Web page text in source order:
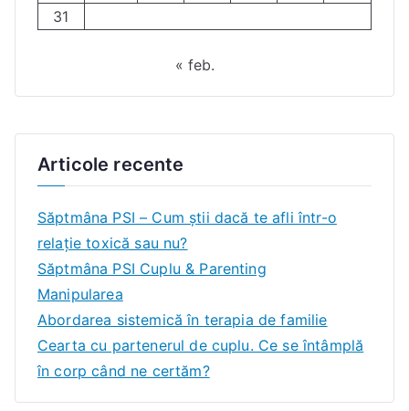
31
« feb.
Articole recente
Săptmâna PSI – Cum știi dacă te afli într-o
relație toxică sau nu?
Săptmâna PSI Cuplu & Parenting
Manipularea
Abordarea sistemică în terapia de familie
Cearta cu partenerul de cuplu. Ce se întâmplă
în corp când ne certăm?